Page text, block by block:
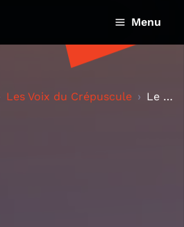
Menu
Les Voix du Crépuscule Le Cante Alentejano, un chant portugais entre spon...